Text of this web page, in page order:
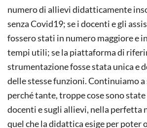
numero di allievi didatticamente
senza Covid19; se i docenti e gli
fossero stati in numero maggiore e
tempi utili; se la piattaforma di
strumentazione fosse stata unica e
delle stesse funzioni. Continuiamo a
perché tante, troppe cose sono
docenti e sugli allievi, nella perfetta
quel che la didattica esige per poter